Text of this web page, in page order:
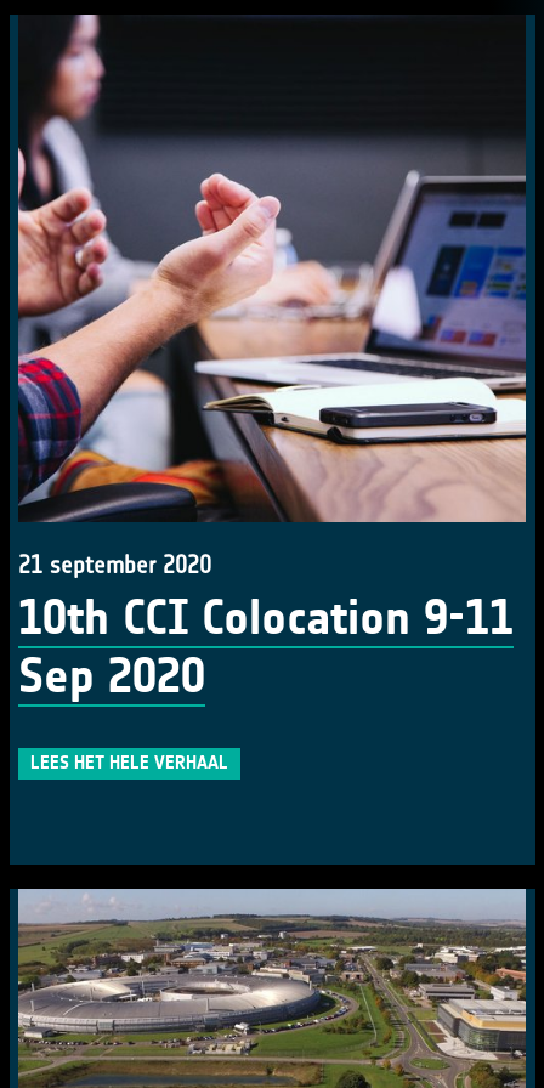
21 september 2020
10th CCI Colocation 9-11
Sep 2020
LEES HET HELE VERHAAL